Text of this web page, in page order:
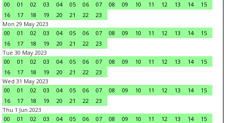
00
01 02 03 04 05 06 07 08 09 10 11 12 13 14
15
16
17 18 19 20 21 22
23
Mon 29 May 2023
00
01 02 03 04 05 06 07 08 09 10 11 12 13 14
15
16
17 18 19 20 21 22
23
Tue 30 May 2023
00
01 02 03 04 05 06 07 08 09 10 11 12 13 14
15
16
17 18 19 20 21 22
23
Wed 31 May 2023
00
01 02 03 04 05 06 07 08 09 10 11 12 13 14
15
16
17 18 19 20 21 22
23
Thu 1 Jun 2023
00
01 02 03 04 05 06 07 08 09 10 11 12 13 14
15